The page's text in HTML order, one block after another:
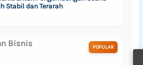
Stabil dan Terarah
POPULAR